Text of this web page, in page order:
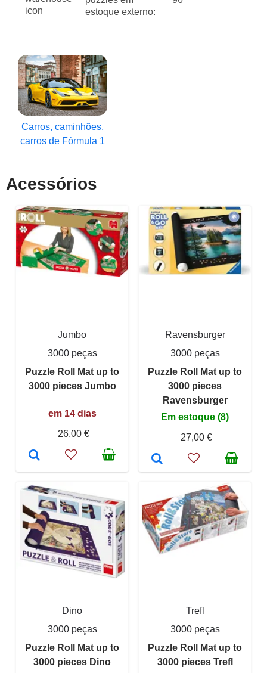
estoque externo:
Carros, caminhões,
carros de Fórmula 1
Acessórios
Jumbo
3000 peças
Puzzle Roll Mat up to
3000 pieces Jumbo
em 14 dias
26,00 €
Ravensburger
3000 peças
Puzzle Roll Mat up to
3000 pieces
Ravensburger
Em estoque (8)
27,00 €
Dino
3000 peças
Puzzle Roll Mat up to
3000 pieces Dino
Trefl
3000 peças
Puzzle Roll Mat up to
3000 pieces Trefl